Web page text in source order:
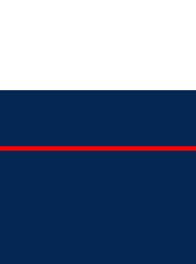
দোয়ার আহ্বান
জনতা
বিভাগীয় কমিশনার ৩০ জুলাই
ও যাত্রীরা